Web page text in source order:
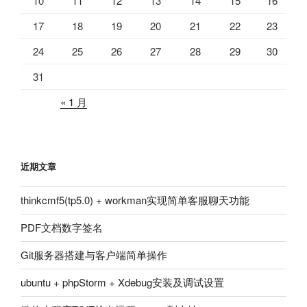
17
18 19 20 21 22
23
24
25 26 27 28 29
30
31
« 1 月
近期文章
thinkcmf5(tp5.0) + workman实现简单客服聊天功能
PDF文档数字签名
Git服务器搭建与客户端简单操作
ubuntu + phpStorm + Xdebug安装及调试设置